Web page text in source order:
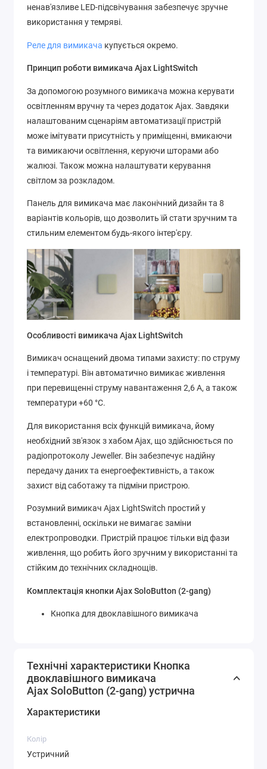
ненав'язливе LED-підсвічування забезпечує зручне
використання у темряві.
Реле для вимикача купується окремо.
Принцип роботи вимикача Ajax LightSwitch
За допомогою розумного вимикача можна керувати
освітленням вручну та через додаток Ajax. Завдяки
налаштованим сценаріям автоматизації пристрій
може імітувати присутність у приміщенні, вмикаючи
та вимикаючи освітлення, керуючи шторами або
жалюзі. Також можна налаштувати керування
світлом за розкладом.
Панель для вимикача має лаконічний дизайн та 8
варіантів кольорів, що дозволить їй стати зручним та
стильним елементом будь-якого інтер'єру.
Особливості вимикача Ajax LightSwitch
Вимикач оснащений двома типами захисту: по струму
і температурі. Він автоматично вимикає живлення
при перевищенні струму навантаження 2,6 А, а також
температури +60 °C.
Для використання всіх функцій вимикача, йому
необхідний зв'язок з хабом Ajax, що здійснюється по
радіопротоколу Jeweller. Він забезпечує надійну
передачу даних та енергоефективність, а також
захист від саботажу та підміни пристрою.
Розумний вимикач Ajax LightSwitch простий у
встановленні, оскільки не вимагає заміни
електропроводки. Пристрій працює тільки від фази
живлення, що робить його зручним у використанні та
стійким до технічних складнощів.
Комплектація кнопки Ajax SoloButton (2-gang)
Кнопка для двоклавішного вимикача
Технічні характеристики Кнопка
двоклавішного вимикача
Ajax SoloButton (2-gang) устрична
Характеристики
Колір
Устричний